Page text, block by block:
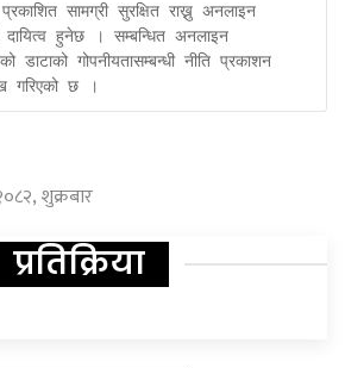
सामग्री सुरक्षित राख्नु अनलाइन
दायित्व हुनेछ । सम्बन्धित अनलाइन
डाटाको गोपनीयतासम्बन्धी नीति प्रकाशन
गरिएको छ ।
शुक्रबार
प्रतिक्रिया